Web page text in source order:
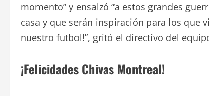
momento” y ensalzó “a estos grandes
casa y que serán inspiración para los que
nuestro futbol!”, gritó el directivo del
¡Felicidades Chivas Montreal!